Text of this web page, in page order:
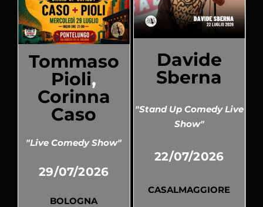
Tommaso
Pioli,
Corinna
Caso
"Live Comedy Show"
29/07/2026
BOLOGNA
Davide
Sberna
"Stand Up Comedy Live
Show"
22/07/2026
CASALMAGGIORE